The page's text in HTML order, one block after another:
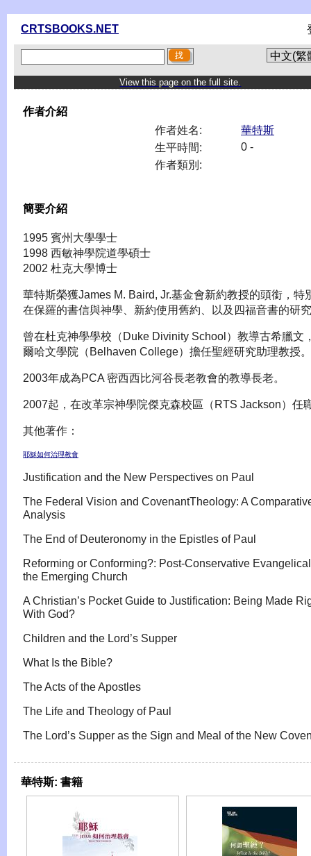
CRTSBOOKS.NET
View this page on the full site.
作者介紹
作者姓名:
華特斯
生平時間:
0 -
作者類別:
簡要介紹
1995 賓州大學學士
1998 西敏神學院道學碩士
2002 杜克大學博士
華特斯榮獲James M. Baird, Jr.基金會新約教授的頭銜，特
在保羅的書信與神學、新約使用舊約、以及四福音書的研
曾在杜克神學學校（Duke Divinity School）教導古希臘文
爾哈文學院（Belhaven College）擔任聖經研究助理教授。
2003年成為PCA 密西西比河谷長老教會的教導長老。
2007起，在改革宗神學院傑克森校區（RTS Jackson）任
其他著作：
耶穌如何治理教會
Justification and the New Perspectives on Paul
The Federal Vision and CovenantTheology: A
Analysis
The End of Deuteronomy in the Epistles of Paul
Reforming or Conforming?: Post-Conservative
the Emerging Church
A Christian’s Pocket Guide to Justification: Being Made
With God?
Children and the Lord’s Supper
What Is the Bible?
The Acts of the Apostles
The Life and Theology of Paul
The Lord’s Supper as the Sign and Meal of the New
華特斯: 書籍